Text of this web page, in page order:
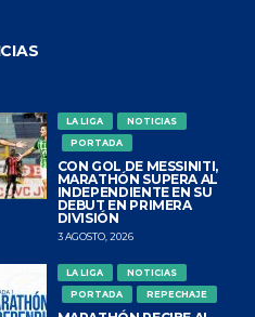
LA LIGA
NOTICIAS
PORTADA
CON GOL DE MESSINITI,
MARATHÓN SUPERA AL
INDEPENDIENTE EN SU
DEBUT EN PRIMERA
DIVISIÓN
3 AGOSTO, 2026
LA LIGA
NOTICIAS
PORTADA
REPECHAJE